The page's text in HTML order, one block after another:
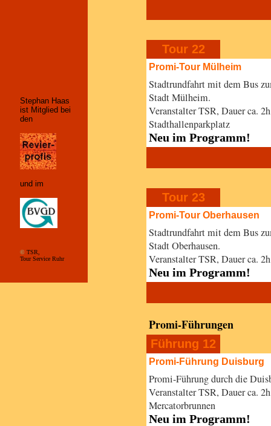
Stephan Haas
ist Mitglied bei
den
und im
© TSR,
Tour Service Ruhr
Tour 22
Promi-Tour Mülheim
Stadtrundfahrt mit dem Bus
Stadt Mülheim.
Veranstalter TSR, Dauer ca.
Stadthallenparkplatz
Neu im Programm!
Tour 23
Promi-Tour Oberhausen
Stadtrundfahrt mit dem Bus
Stadt Oberhausen.
Veranstalter TSR, Dauer ca.
Neu im Programm!
Promi-Führungen
Führung 12
Promi-Führung Duisburg
Promi-Führung durch die
Veranstalter TSR, Dauer ca.
Mercatorbrunnen
Neu im Programm!